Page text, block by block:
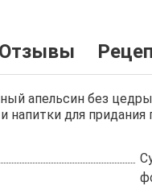
Отзывы
апельсин без
напитки для